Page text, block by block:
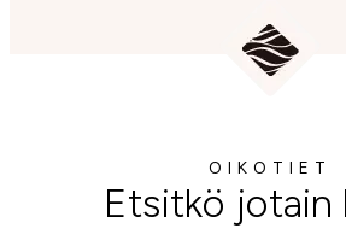
OIKOTIET
Etsitkö jotain